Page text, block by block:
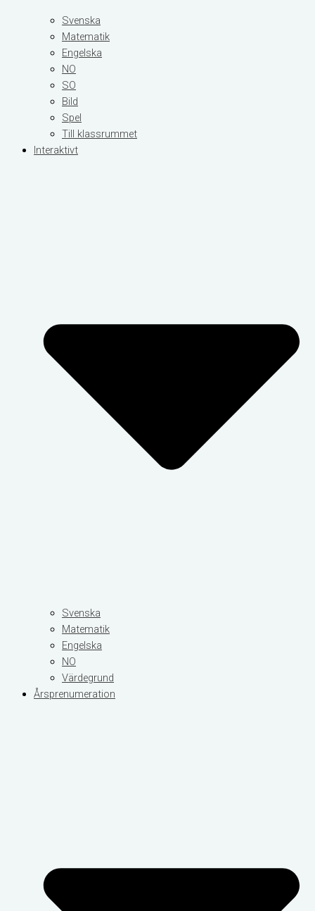
Svenska
Matematik
Engelska
NO
SO
Bild
Spel
Till klassrummet
Interaktivt
Svenska
Matematik
Engelska
NO
Värdegrund
Årsprenumeration